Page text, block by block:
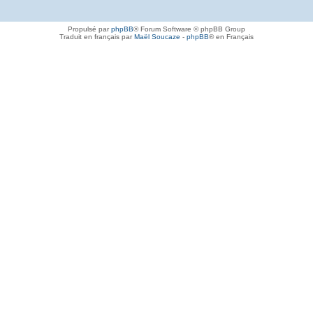
Propulsé parphpBB® Forum Software © phpBB Group
Traduit en français parMaël Soucaze - phpBB® en Français